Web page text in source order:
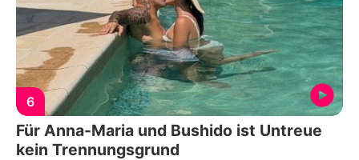
6
Für Anna-Maria und Bushido ist Untreue
kein Trennungsgrund